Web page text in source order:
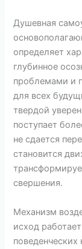
Душевная
определяет
глубинное
проблемами и
для всех
твердой
поступает
не сдается
становится
свершения.
Механизм
исход